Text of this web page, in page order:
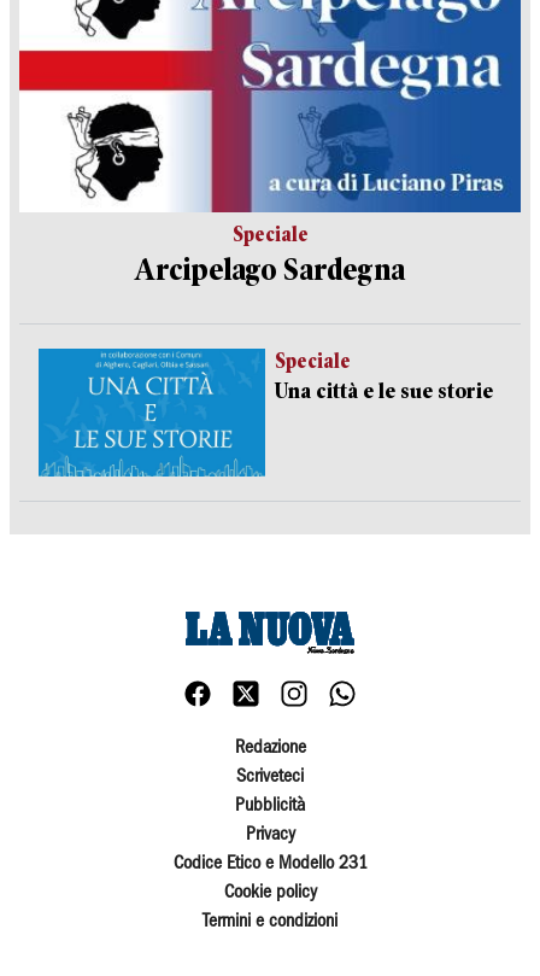
Speciale
Arcipelago Sardegna
Speciale
Una città e le sue storie
Redazione
Scriveteci
Pubblicità
Privacy
Codice Etico e Modello 231
Cookie policy
Termini e condizioni